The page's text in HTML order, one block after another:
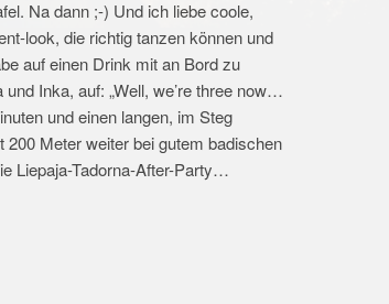
Na dann ;-) Und ich liebe coole,
look, die richtig tanzen können und
auf einen Drink mit an Bord zu
Inka, auf: „Well, we’re three now…
und einen langen, im Steg
Meter weiter bei gutem badischen
Liepaja-Tadorna-After-Party…